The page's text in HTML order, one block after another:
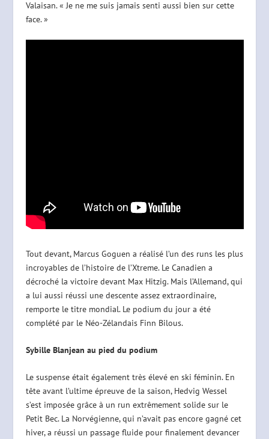
Valaisan. « Je ne me suis jamais senti aussi bien sur cette
face. »
Tout devant, Marcus Goguen a réalisé l’un des runs les plus
incroyables de l’histoire de l’Xtreme. Le Canadien a
décroché la victoire devant Max Hitzig. Mais l’Allemand, qui
a lui aussi réussi une descente assez extraordinaire,
remporte le titre mondial. Le podium du jour a été
complété par le Néo-Zélandais Finn Bilous.
Sybille Blanjean au pied du podium
Le suspense était également très élevé en ski féminin. En
tête avant l’ultime épreuve de la saison, Hedvig Wessel
s’est imposée grâce à un run extrêmement solide sur le
Petit Bec. La Norvégienne, qui n’avait pas encore gagné cet
hiver, a réussi un passage fluide pour finalement devancer